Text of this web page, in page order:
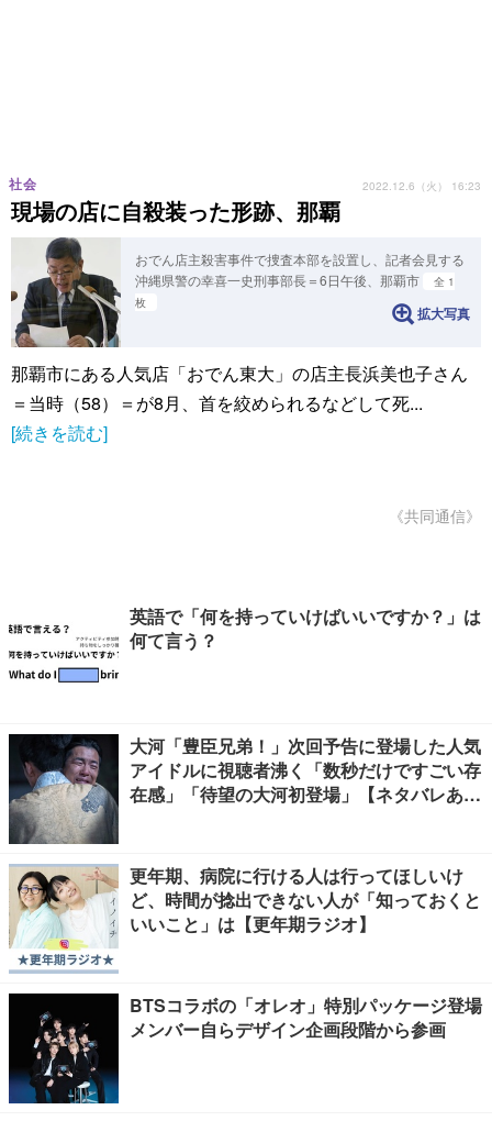
現場の店に自殺装った形跡、那覇
社会 2022.12.6（火） 16:23
おでん店主殺害事件で捜査本部を設置し、記者会見する
沖縄県警の幸喜一史刑事部長＝6日午後、那覇市
全 1
枚
拡大写真
那覇市にある人気店「おでん東大」の店主長浜美也子さん
＝当時（58）＝が8月、首を絞められるなどして死...
[続きを読む]
《共同通信》
英語で「何を持っていけばいいですか？」は
何て言う？
大河「豊臣兄弟！」次回予告に登場した人気
アイドルに視聴者沸く「数秒だけですごい存
在感」「待望の大河初登場」【ネタバレあ
更年期、病院に行ける人は行ってほしいけ
ど、時間が捻出できない人が「知っておくと
いいこと」は【更年期ラジオ】
BTSコラボの「オレオ」特別パッケージ登場
メンバー自らデザイン企画段階から参画